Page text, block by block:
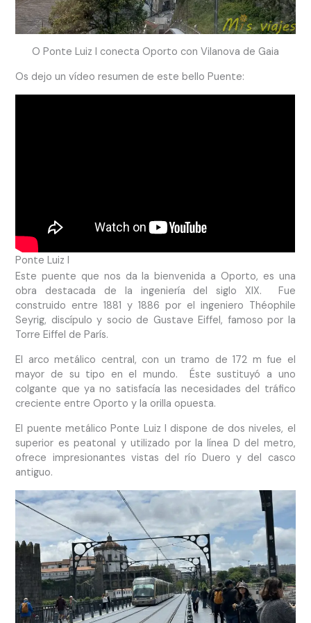
O Ponte Luiz I conecta Oporto con Vilanova de Gaia
Os dejo un vídeo resumen de este bello Puente:
Ponte Luiz I
Este puente que nos da la bienvenida a Oporto, es una
obra destacada de la ingeniería del siglo XIX. Fue
construido entre 1881 y 1886 por el ingeniero Théophile
Seyrig, discípulo y socio de Gustave Eiffel, famoso por la
Torre Eiffel de París.
El arco metálico central, con un tramo de 172 m fue el
mayor de su tipo en el mundo. Éste sustituyó a uno
colgante que ya no satisfacía las necesidades del tráfico
creciente entre Oporto y la orilla opuesta.
El puente metálico Ponte Luiz I dispone de dos niveles, el
superior es peatonal y utilizado por la línea D del metro,
ofrece impresionantes vistas del río Duero y del casco
antiguo.